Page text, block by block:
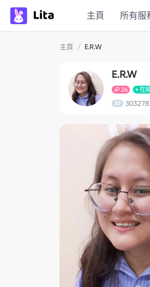
主頁 所有服
主頁 / E.R.W
E.R.W
26 在